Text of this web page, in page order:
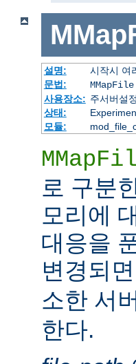
설명:
시작시 여
문법:
MMapFile
사용장소: 주서버설정
상태:
모듈:
로 구분
모리에
대응을
변경되
소한 서
한다.